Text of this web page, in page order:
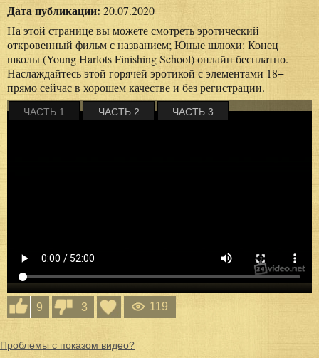
Дата публикации: 20.07.2020
На этой странице вы можете смотреть эротический
откровенный фильм с названием; Юные шлюхи: Конец
школы (Young Harlots Finishing School) онлайн бесплатно.
Наслаждайтесь этой горячей эротикой с элементами 18+
прямо сейчас в хорошем качестве и без регистрации.
ЧАСТЬ 1 ЧАСТЬ 2 ЧАСТЬ 3
9 3 119
Проблемы с показом видео?